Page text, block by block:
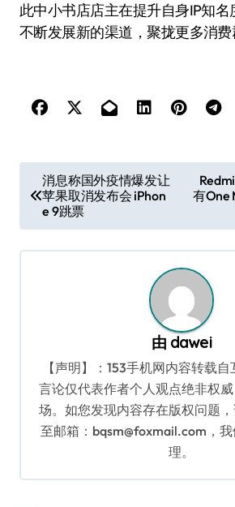
此中小书店店主在提升自身IP知
不断发展新的渠道，聚拢更多消费
章
导
航
消息称国外疫情爆发让
苹果取消发布会 iPhon
e 9跳票
有One
由 dawei
【声明】：153手机网内容转载
言论仅代表作者个人观点绝非权
场。如您发现内容存在版权问题
至邮箱：bqsm@foxmail.com，
理。